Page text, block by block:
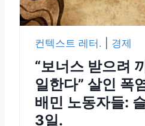
컨텍스트 레터. 경제
“보너스 받으려
일한다” 살인 폭
배민 노동자들:
3일.